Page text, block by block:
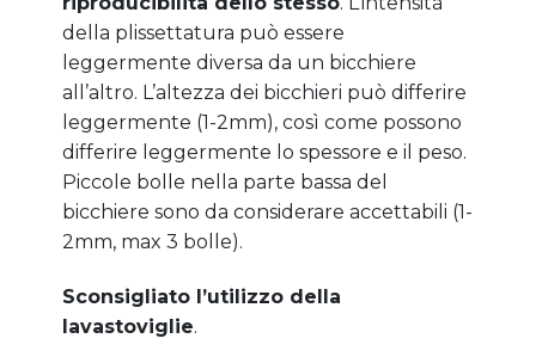
della plissettatura può essere
leggermente diversa da un bicchiere
all’altro. L’altezza dei bicchieri può differire
leggermente (1-2mm), così come possono
differire leggermente lo spessore e il peso.
Piccole bolle nella parte bassa del
bicchiere sono da considerare accettabili (1-
2mm, max 3 bolle).
Sconsigliato l’utilizzo della
lavastoviglie.